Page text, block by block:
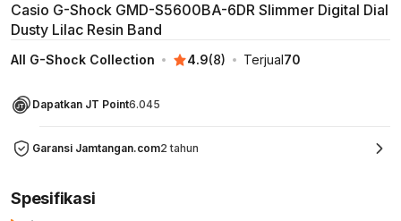
Casio G-Shock GMD-S5600BA-6DR Slimmer Digital Dial
Dusty Lilac Resin Band
All G-Shock Collection 4.9(8) Terjual70
Dapatkan JT Point6.045
Garansi Jamtangan.com2 tahun
Spesifikasi